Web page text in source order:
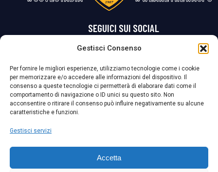
Gestisci Consenso
Per fornire le migliori esperienze, utilizziamo tecnologie come i cookie
per memorizzare e/o accedere alle informazioni del dispositivo. Il
consenso a queste tecnologie ci permetterà di elaborare dati come il
comportamento di navigazione o ID unici su questo sito. Non
acconsentire o ritirare il consenso può influire negativamente su alcune
caratteristiche e funzioni.
Gestisci servizi
Accetta
SEGUICI SUI SOCIAL
La Società ha nominato il Responsabile della Protezione dei Dati Personali (DPO), figura specializzata che vigila sulle modalità adottate dalla
nostra Società per tutelare i Suoi dati personali.